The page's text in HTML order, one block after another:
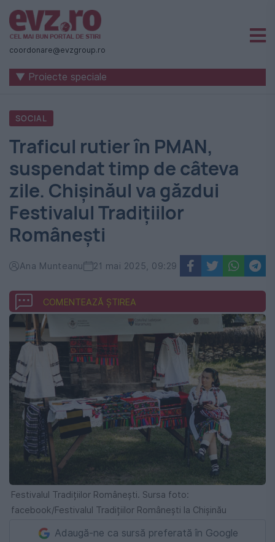
Știri
naționale
internaționale
România
Evenimentul
Zilei
coordonare@evzgroup.ro
▼ Proiecte speciale
SOCIAL
Traficul rutier în PMAN,
suspendat timp de câteva
zile. Chișinăul va găzdui
Festivalul Tradițiilor
Românești
Ana Munteanu 21 mai 2025, 09:29
COMENTEAZĂ ȘTIREA
Festivalul Tradițiilor Românești. Sursa foto:
facebook/Festivalul Tradițiilor Românești la Chișinău
Adaugă-ne ca sursă preferată în Google